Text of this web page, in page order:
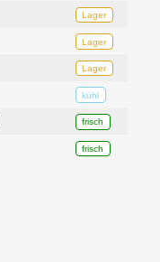
Lager
Lager
Lager
kühl
frisch
frisch